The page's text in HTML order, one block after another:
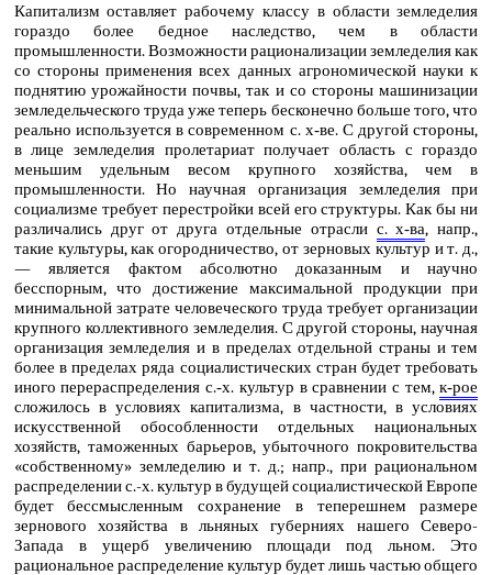
Капитализм оставляет рабочему классу в области земледелия
гораздо более бедное наследство, чем в области
промышленности. Возможности рационализации земледелия как
со стороны применения всех данных агрономической науки к
поднятию урожайности почвы, так и со стороны машинизации
земледельческого труда уже теперь бесконечно больше того, что
реально используется в современном с. х‑ве. С другой стороны,
в лице земледелия пролетариат получает область с гораздо
меньшим удельным весом крупного хозяйства, чем в
промышленности. Но научная организация земледелия при
социализме требует перестройки всей его структуры. Как бы ни
различались друг от друга отдельные отрасли с. х‑ва, напр.,
такие культуры, как огородничество, от зерновых культур и т. д.,
— является фактом абсолютно доказанным и научно
бесспорным, что достижение максимальной продукции при
минимальной затрате человеческого труда требует организации
крупного коллективного земледелия. С другой стороны, научная
организация земледелия и в пределах отдельной страны и тем
более в пределах ряда социалистических стран будет требовать
иного перераспределения с.‑х. культур в сравнении с тем,к‑рое
сложилось в условиях капитализма, в частности, в условиях
искусственной обособленности отдельных национальных
хозяйств, таможенных барьеров, убыточного покровительства
«собственному» земледелию и т. д.; напр., при рациональном
распределении с.-х. культур в будущей социалистической Европе
будет бессмысленным сохранение в теперешнем размере
зернового хозяйства в льняных губерниях нашего Северо-
Запада в ущерб увеличению площади под льном. Это
рациональное распределение культур будет лишь частью общего